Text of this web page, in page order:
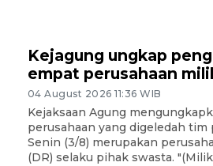
Kejagung ungkap
empat perusahaan
04 August 2026 11:36 WIB
Kejaksaan Agung
perusahaan yang digeledah tim
Senin (3/8) merupakan
(DR) selaku pihak swasta.